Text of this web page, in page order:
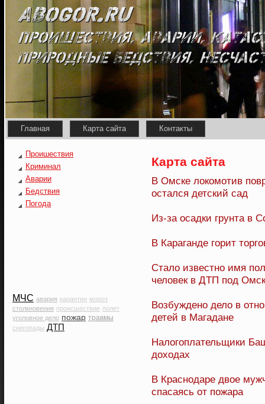
Главная Карта сайта Контакты
Проишествия
Криминал
Аварии
Бедствия
Погода
МЧС авария карантин мороз
столкновения происшествие полет
уголовное дело пожар травмы
снегопады ДТП
Карта сайта
В Омске локомотив
остался детский сад
Из-за осадки грунта в
В Караганде горит
Стало известно имя
человек в ДТП под
Возбуждено дело в
детей в Магадане
Налогоплательщики
доходах
В Краснодаре двое
спасаясь от пожара